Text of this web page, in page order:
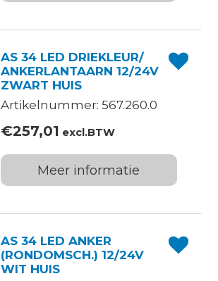
AS 34 LED DRIEKLEUR/
ANKERLANTAARN 12/24V
ZWART HUIS
Artikelnummer: 567.260.0
€257,01 excl.BTW
Meer informatie
AS 34 LED ANKER
(RONDOMSCH.) 12/24V
WIT HUIS